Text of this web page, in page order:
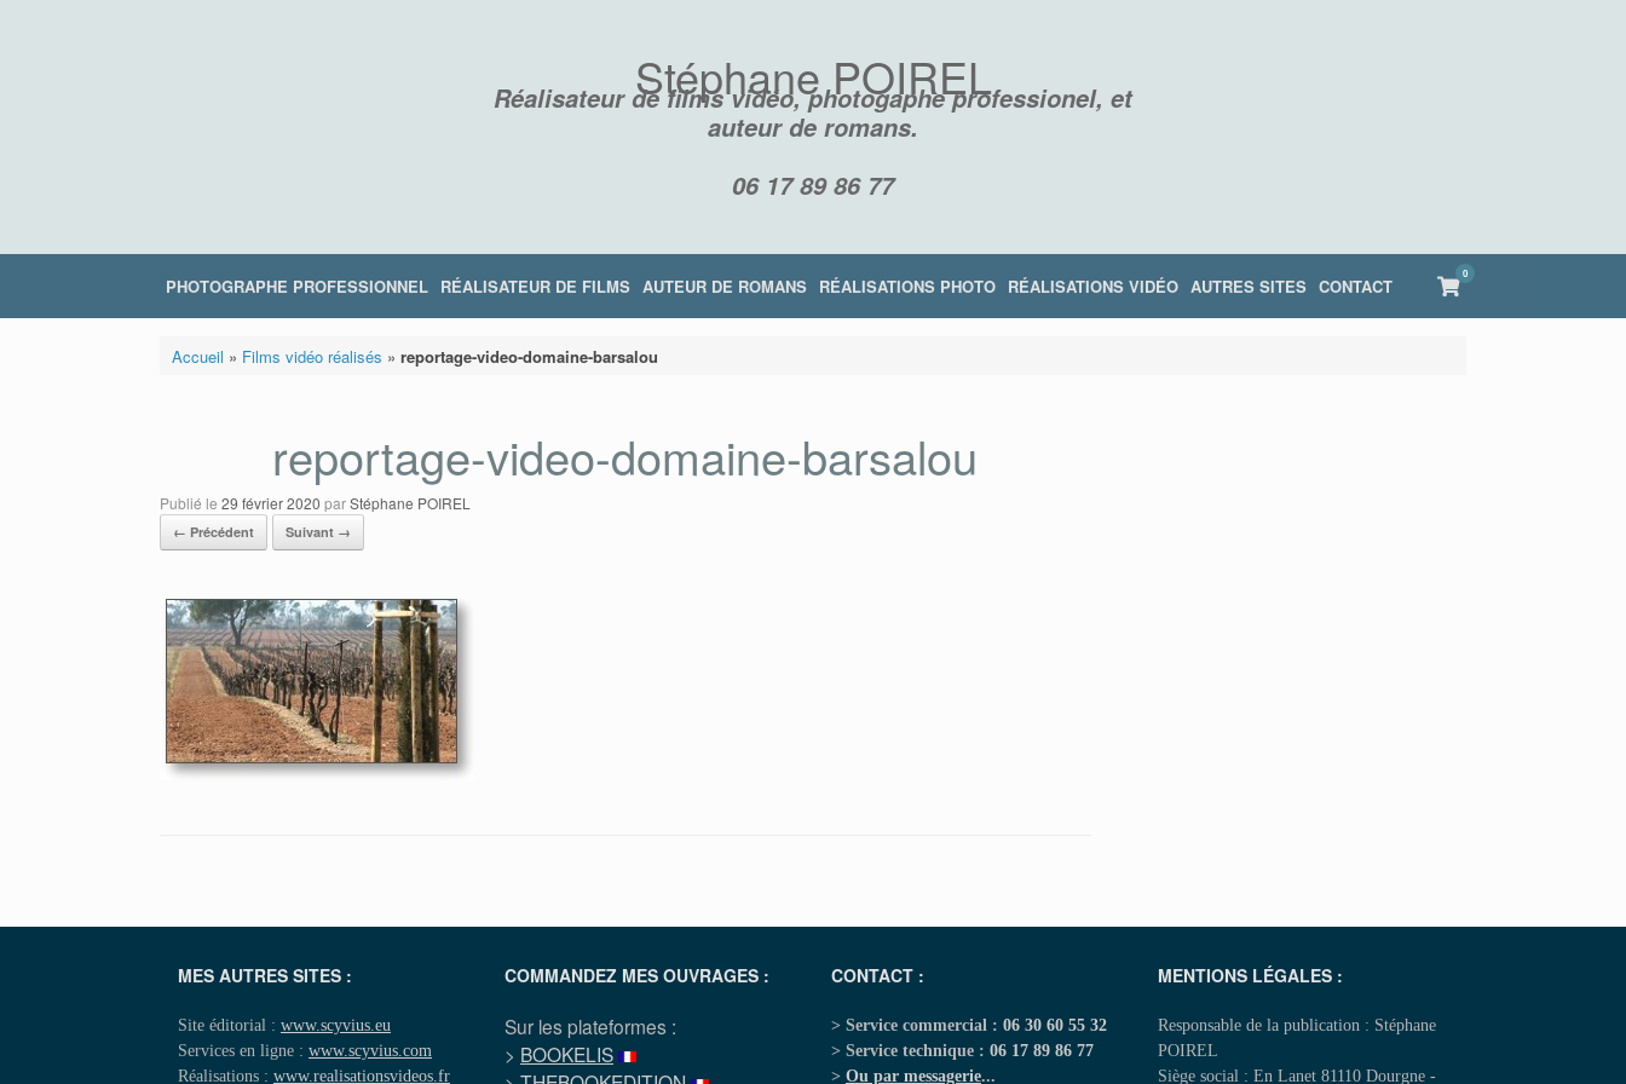
Stéphane POIREL
Réalisateur de films vidéo, photogaphe professionel, et
auteur de romans.
06 17 89 86 77
PHOTOGRAPHE PROFESSIONNEL RÉALISATEUR DE FILMS AUTEUR DE ROMANS RÉALISATIONS PHOTO RÉALISATIONS VIDÉO AUTRES SITES CONTACT View
shopping
cart
0
Accueil » Films vidéo réalisés » reportage-video-domaine-barsalou
reportage-video-domaine-barsalou
Publié le 29 février 2020 parStéphane POIREL
← Précédent Suivant →
MES AUTRES SITES :
Site éditorial : www.scyvius.eu
Services en ligne : www.scyvius.com
Réalisations : www.realisationsvideos.fr
COMMANDEZ MES OUVRAGES :
Sur les plateformes :
> BOOKELIS
CONTACT :
> Service commercial : 06 30 60 55 32
> Service technique : 06 17 89 86 77
> Ou par messagerie...
MENTIONS LÉGALES :
Responsable de la publication : Stéphane
POIREL
Siège social : En Lanet 81110 Dourgne -